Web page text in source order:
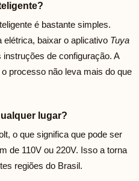
é bastante simples.
baixar o aplicativo Tuya
instruções de configuração. A
processo não leva mais do que
lugar?
o que significa que pode ser
de 110V ou 220V. Isso a torna
regiões do Brasil.